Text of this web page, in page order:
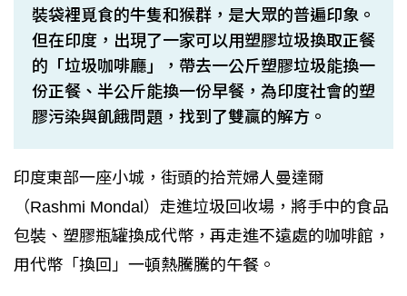
裝袋裡覓食的牛隻和猴群，是大眾的普遍印象。
但在印度，出現了一家可以用塑膠垃圾換取正餐
的「垃圾咖啡廳」，帶去一公斤塑膠垃圾能換一
份正餐、半公斤能換一份早餐，為印度社會的塑
膠污染與飢餓問題，找到了雙贏的解方。
印度東部一座小城，街頭的拾荒婦人曼達爾
（Rashmi Mondal）走進垃圾回收場，將手中的食品
包裝、塑膠瓶罐換成代幣，再走進不遠處的咖啡館，
用代幣「換回」一頓熱騰騰的午餐。